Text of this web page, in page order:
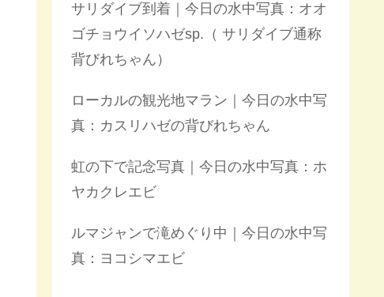
サリダイブ到着｜今日の水中写真：オオ
ゴチョウイソハゼsp.（ サリダイブ通称
背びれちゃん）
ローカルの観光地マラン｜今日の水中写
真：カスリハゼの背びれちゃん
虹の下で記念写真｜今日の水中写真：ホ
ヤカクレエビ
ルマジャンで滝めぐり中｜今日の水中写
真：ヨコシマエビ